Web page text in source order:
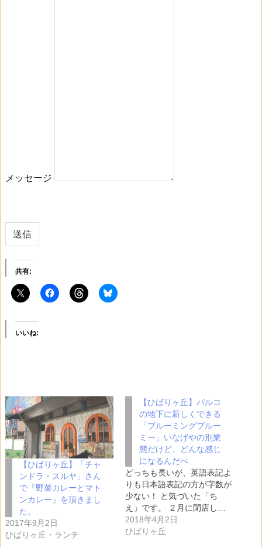
メッセージ
送信
共有:
いいね:
【ひばりヶ丘】「チャ
ンドラ・スルヤ」さん
で『野菜カレーとマト
ンカレー』を頂きまし
た。
2017年9月2日
ひばりヶ丘・ランチ
【ひばりヶ丘】パルコ
の地下に新しくできる
「ブルーミングブルー
ミー」いなげやの別業
態だけど、どんな感じ
になるんだべ
どっちも長いが、英語表記よ
りも日本語表記の方が字数が
少ない！ と気づいた「ち
え」です。 ２月に閉店し…
2018年4月2日
ひばりヶ丘